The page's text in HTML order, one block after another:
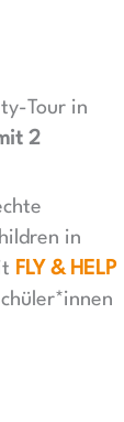
Tour in
2
in
FLY & HELP